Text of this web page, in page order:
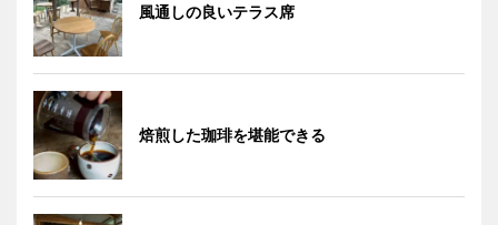
風通しの良いテラス席
焙煎した珈琲を堪能できる